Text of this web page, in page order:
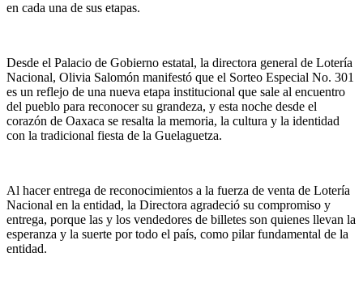
en cada una de sus etapas.
Desde el Palacio de Gobierno estatal, la directora general de Lotería
Nacional, Olivia Salomón manifestó que el Sorteo Especial No. 301
es un reflejo de una nueva etapa institucional que sale al encuentro
del pueblo para reconocer su grandeza, y esta noche desde el
corazón de Oaxaca se resalta la memoria, la cultura y la identidad
con la tradicional fiesta de la Guelaguetza.
Al hacer entrega de reconocimientos a la fuerza de venta de Lotería
Nacional en la entidad, la Directora agradeció su compromiso y
entrega, porque las y los vendedores de billetes son quienes llevan la
esperanza y la suerte por todo el país, como pilar fundamental de la
entidad.